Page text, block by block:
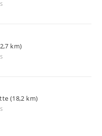
km)
(18,2 km)